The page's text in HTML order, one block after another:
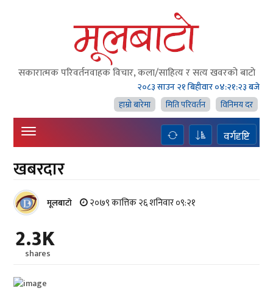
सकारात्मक परिवर्तनवाहक विचार, कला/साहित्य र सत्य खवरको बाटाे
२०८३ साउन २१ बिहीवार०४:२१:२३ बजे
हाम्राे बारेमा
मिति परिवर्तन विनिमय दर
वर्गदृष्टि
खबरदार
मूलबाटाे २०७९ कात्तिक २६ शनिवार ०९:२१
2.3K
shares